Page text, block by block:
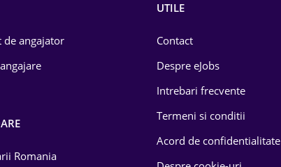
de angajator
Romania
UTILE
Contact
Despre eJobs
Intrebari frecvente
Termeni si conditii
Acord de confidentialitate